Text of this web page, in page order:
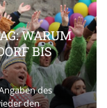
WARUM
BIS
des
den